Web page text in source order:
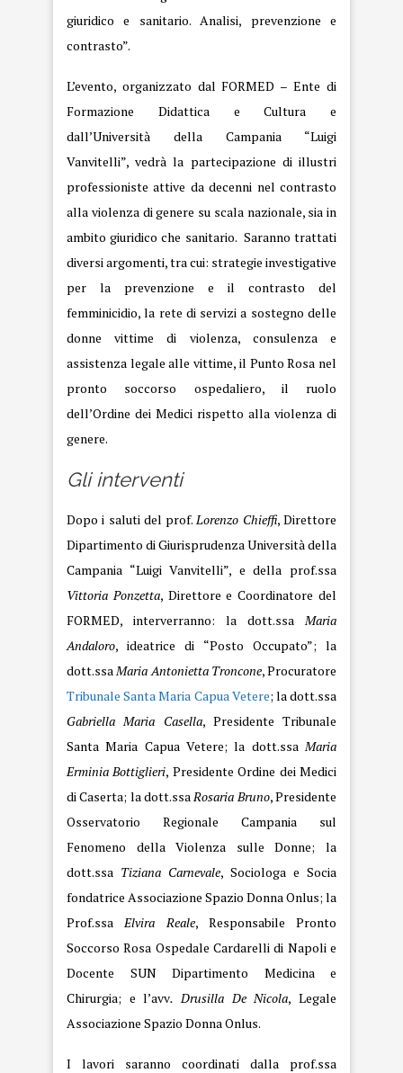
giuridico e sanitario. Analisi, prevenzione e
contrasto”.
L’evento, organizzato dal FORMED – Ente di
Formazione Didattica e Cultura e
dall’Università della Campania “Luigi
Vanvitelli”, vedrà la partecipazione di illustri
professioniste attive da decenni nel contrasto
alla violenza di genere su scala nazionale, sia in
ambito giuridico che sanitario. Saranno trattati
diversi argomenti, tra cui: strategie investigative
per la prevenzione e il contrasto del
femminicidio, la rete di servizi a sostegno delle
donne vittime di violenza, consulenza e
assistenza legale alle vittime, il Punto Rosa nel
pronto soccorso ospedaliero, il ruolo
dell’Ordine dei Medici rispetto alla violenza di
genere.
Gli interventi
Dopo i saluti del prof. Lorenzo Chieffi, Direttore
Dipartimento di Giurisprudenza Università della
Campania “Luigi Vanvitelli”, e della prof.ssa
Vittoria Ponzetta, Direttore e Coordinatore del
FORMED, interverranno: la dott.ssa Maria
Andaloro, ideatrice di “Posto Occupato”; la
dott.ssa Maria Antonietta Troncone, Procuratore
Tribunale Santa Maria Capua Vetere; la dott.ssa
Gabriella Maria Casella, Presidente Tribunale
Santa Maria Capua Vetere; la dott.ssa Maria
Erminia Bottiglieri, Presidente Ordine dei Medici
di Caserta; la dott.ssa Rosaria Bruno, Presidente
Osservatorio Regionale Campania sul
Fenomeno della Violenza sulle Donne; la
dott.ssa Tiziana Carnevale, Sociologa e Socia
fondatrice Associazione Spazio Donna Onlus; la
Prof.ssa Elvira Reale, Responsabile Pronto
Soccorso Rosa Ospedale Cardarelli di Napoli e
Docente SUN Dipartimento Medicina e
Chirurgia; e l’avv. Drusilla De Nicola, Legale
Associazione Spazio Donna Onlus.
I lavori saranno coordinati dalla prof.ssa